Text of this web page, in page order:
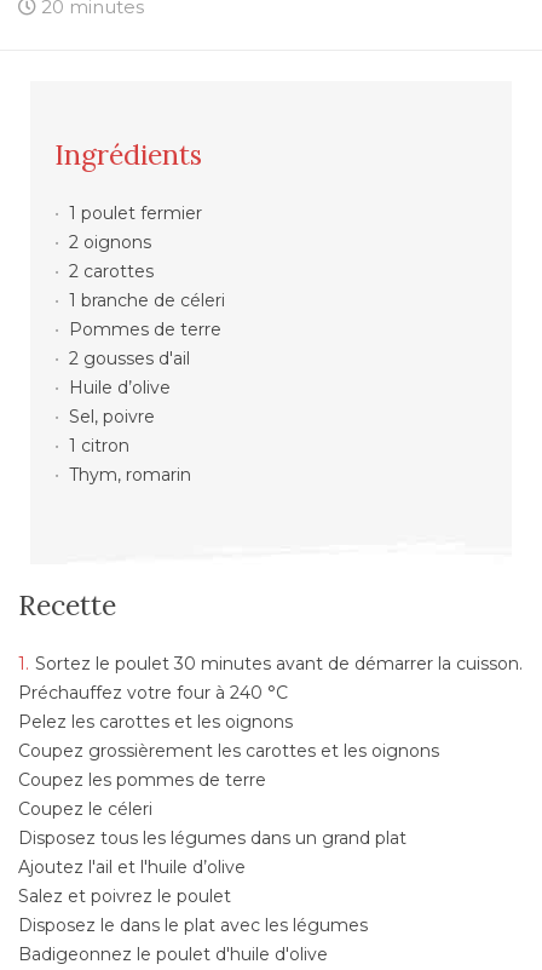
20 minutes
Ingrédients
1 poulet fermier
2 oignons
2 carottes
1 branche de céleri
Pommes de terre
2 gousses d'ail
Huile d’olive
Sel, poivre
1 citron
Thym, romarin
Recette
Sortez le poulet 30 minutes avant de démarrer la cuisson.
Préchauffez votre four à 240 °C
Pelez les carottes et les oignons
Coupez grossièrement les carottes et les oignons
Coupez les pommes de terre
Coupez le céleri
Disposez tous les légumes dans un grand plat
Ajoutez l'ail et l'huile d’olive
Salez et poivrez le poulet
Disposez le dans le plat avec les légumes
Badigeonnez le poulet d'huile d'olive